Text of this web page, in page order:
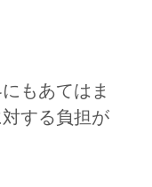
もあてはま
する負担が